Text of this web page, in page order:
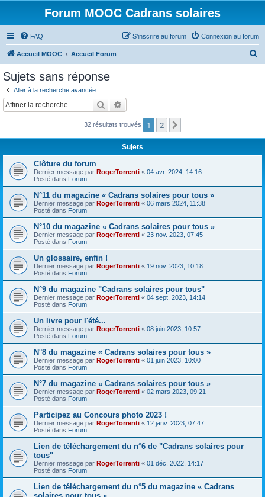
Forum MOOC Cadrans solaires
FAQ Connexion au forum
S’inscrire au forum
Accueil MOOC Accueil Forum
c
Sujets sans réponse
Aller à la recherche avancée
Rechercher
32 résultats trouvés 1 2
Sujets
Clôture du forum
Dernier message par RogerTorrenti « 04 avr. 2024, 14:16
Posté dans Forum
N°11 du magazine « Cadrans solaires pour tous »
Dernier message par RogerTorrenti « 06 mars 2024, 11:38
Posté dans Forum
N°10 du magazine « Cadrans solaires pour tous »
Dernier message par RogerTorrenti « 23 nov. 2023, 07:45
Posté dans Forum
Un glossaire, enfin !
Dernier message par RogerTorrenti « 19 nov. 2023, 10:18
Posté dans Forum
N°9 du magazine "Cadrans solaires pour tous"
Dernier message par RogerTorrenti « 04 sept. 2023, 14:14
Posté dans Forum
Un livre pour l'été...
Dernier message par RogerTorrenti « 08 juin 2023, 10:57
Posté dans Forum
N°8 du magazine « Cadrans solaires pour tous »
Dernier message par RogerTorrenti « 01 juin 2023, 10:00
Posté dans Forum
N°7 du magazine « Cadrans solaires pour tous »
Dernier message par RogerTorrenti « 02 mars 2023, 09:21
Posté dans Forum
Participez au Concours photo 2023 !
Dernier message par RogerTorrenti « 12 janv. 2023, 07:47
Posté dans Forum
Lien de téléchargement du n°6 de "Cadrans solaires pour
tous"
Dernier message par RogerTorrenti « 01 déc. 2022, 14:17
Posté dans Forum
Lien de téléchargement du n°5 du magazine « Cadrans
solaires pour tous »